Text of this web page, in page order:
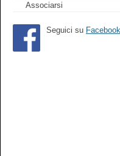
Associarsi
Seguici su Facebook